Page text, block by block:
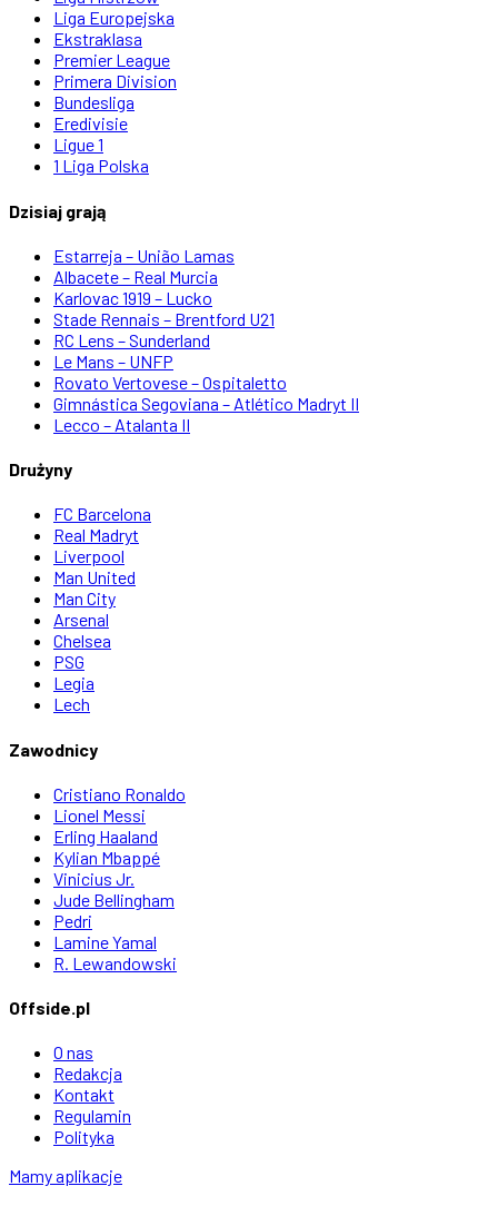
Liga Europejska
Ekstraklasa
Premier League
Primera Division
Bundesliga
Eredivisie
Ligue 1
1 Liga Polska
Dzisiaj grają
Estarreja – União Lamas
Albacete – Real Murcia
Karlovac 1919 – Lucko
Stade Rennais – Brentford U21
RC Lens – Sunderland
Le Mans – UNFP
Rovato Vertovese – Ospitaletto
Gimnástica Segoviana – Atlético Madryt II
Lecco – Atalanta II
Drużyny
FC Barcelona
Real Madryt
Liverpool
Man United
Man City
Arsenal
Chelsea
PSG
Legia
Lech
Zawodnicy
Cristiano Ronaldo
Lionel Messi
Erling Haaland
Kylian Mbappé
Vinicius Jr.
Jude Bellingham
Pedri
Lamine Yamal
R. Lewandowski
Offside.pl
O nas
Redakcja
Kontakt
Regulamin
Polityka
Mamy aplikacje